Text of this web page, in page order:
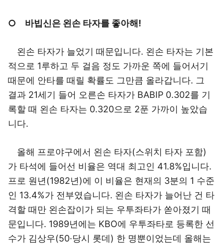
○ 바빕신은 왼손 타자를 좋아해!
왼손 타자가 늘었기 때문입니다. 왼손 타자는 기본
적으로 1루하고 두 걸음 정도 가까운 쪽에 들어서기
때문에 안타를 때릴 확률도 그만큼 올라갑니다. 그
결과 21세기 들어 오른손 타자가 BABIP 0.302를 기
록할 때 왼손 타자는 0.320으로 2푼 가까이 높았습
니다.
올해 프로야구에서 왼손 타자(스위치 타자 포함)
가 타석에 들어선 비율은 역대 최고인 41.8%입니다.
프로 원년(1982년)에 이 비율은 현재의 3분의 1 수준
인 13.4%가 전부였습니다. 왼손 타자가 늘어난 건 타
격할 때만 왼손잡이가 되는 우투좌타가 쏟아졌기 때
문입니다. 1989년에는 KBO에 우투좌타로 등록한 선
수가 김상우(50·당시 롯데) 한 명뿐이었는데 올해는